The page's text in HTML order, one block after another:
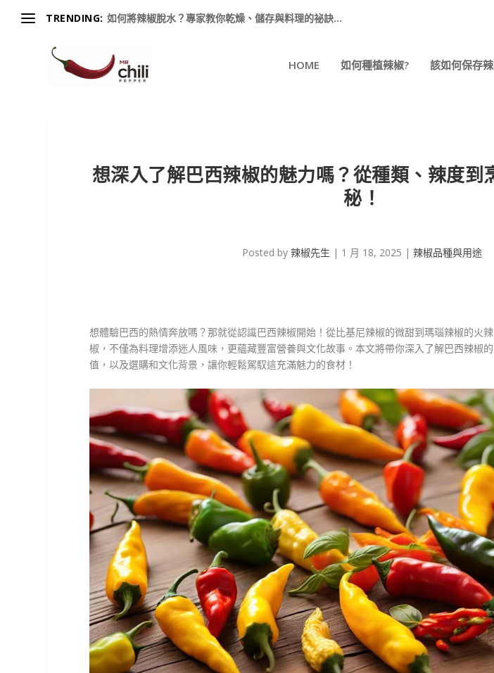
TRENDING: 如何將辣椒脫水？專家教你乾燥、儲存與料理的祕訣...
HOME 如何種植辣椒? 該如何保存
想深入了解巴西辣椒的魅力嗎？從種類、辣度到
秘！
Posted by辣椒先生 | 1 月 18, 2025 |辣椒品種與用途
想體驗巴西的熱情奔放嗎？那就從認識巴西辣椒開始！從比基尼辣椒的微甜到瑪瑙辣椒的火
椒，不僅為料理增添迷人風味，更蘊藏豐富營養與文化故事。本文將帶你深入了解巴西辣椒
值，以及選購和文化背景，讓你輕鬆駕馭這充滿魅力的食材！